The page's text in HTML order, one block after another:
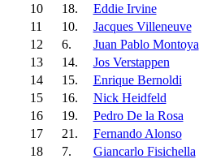
10
18. Eddie Irvine
11
10. Jacques Villeneuve
12
6. Juan Pablo Montoya
13
14. Jos Verstappen
14
15. Enrique Bernoldi
15
16. Nick Heidfeld
16
19. Pedro De la Rosa
17
21. Fernando Alonso
18
7. Giancarlo Fisichella